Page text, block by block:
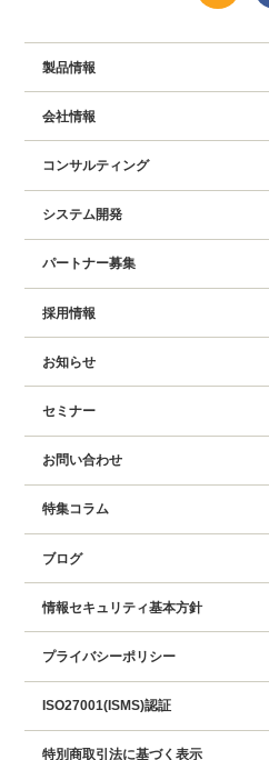
製品情報
会社情報
コンサルティング
システム開発
パートナー募集
採用情報
お知らせ
セミナー
お問い合わせ
特集コラム
ブログ
情報セキュリティ基本方針
プライバシーポリシー
ISO27001(ISMS)認証
特別商取引法に基づく表示